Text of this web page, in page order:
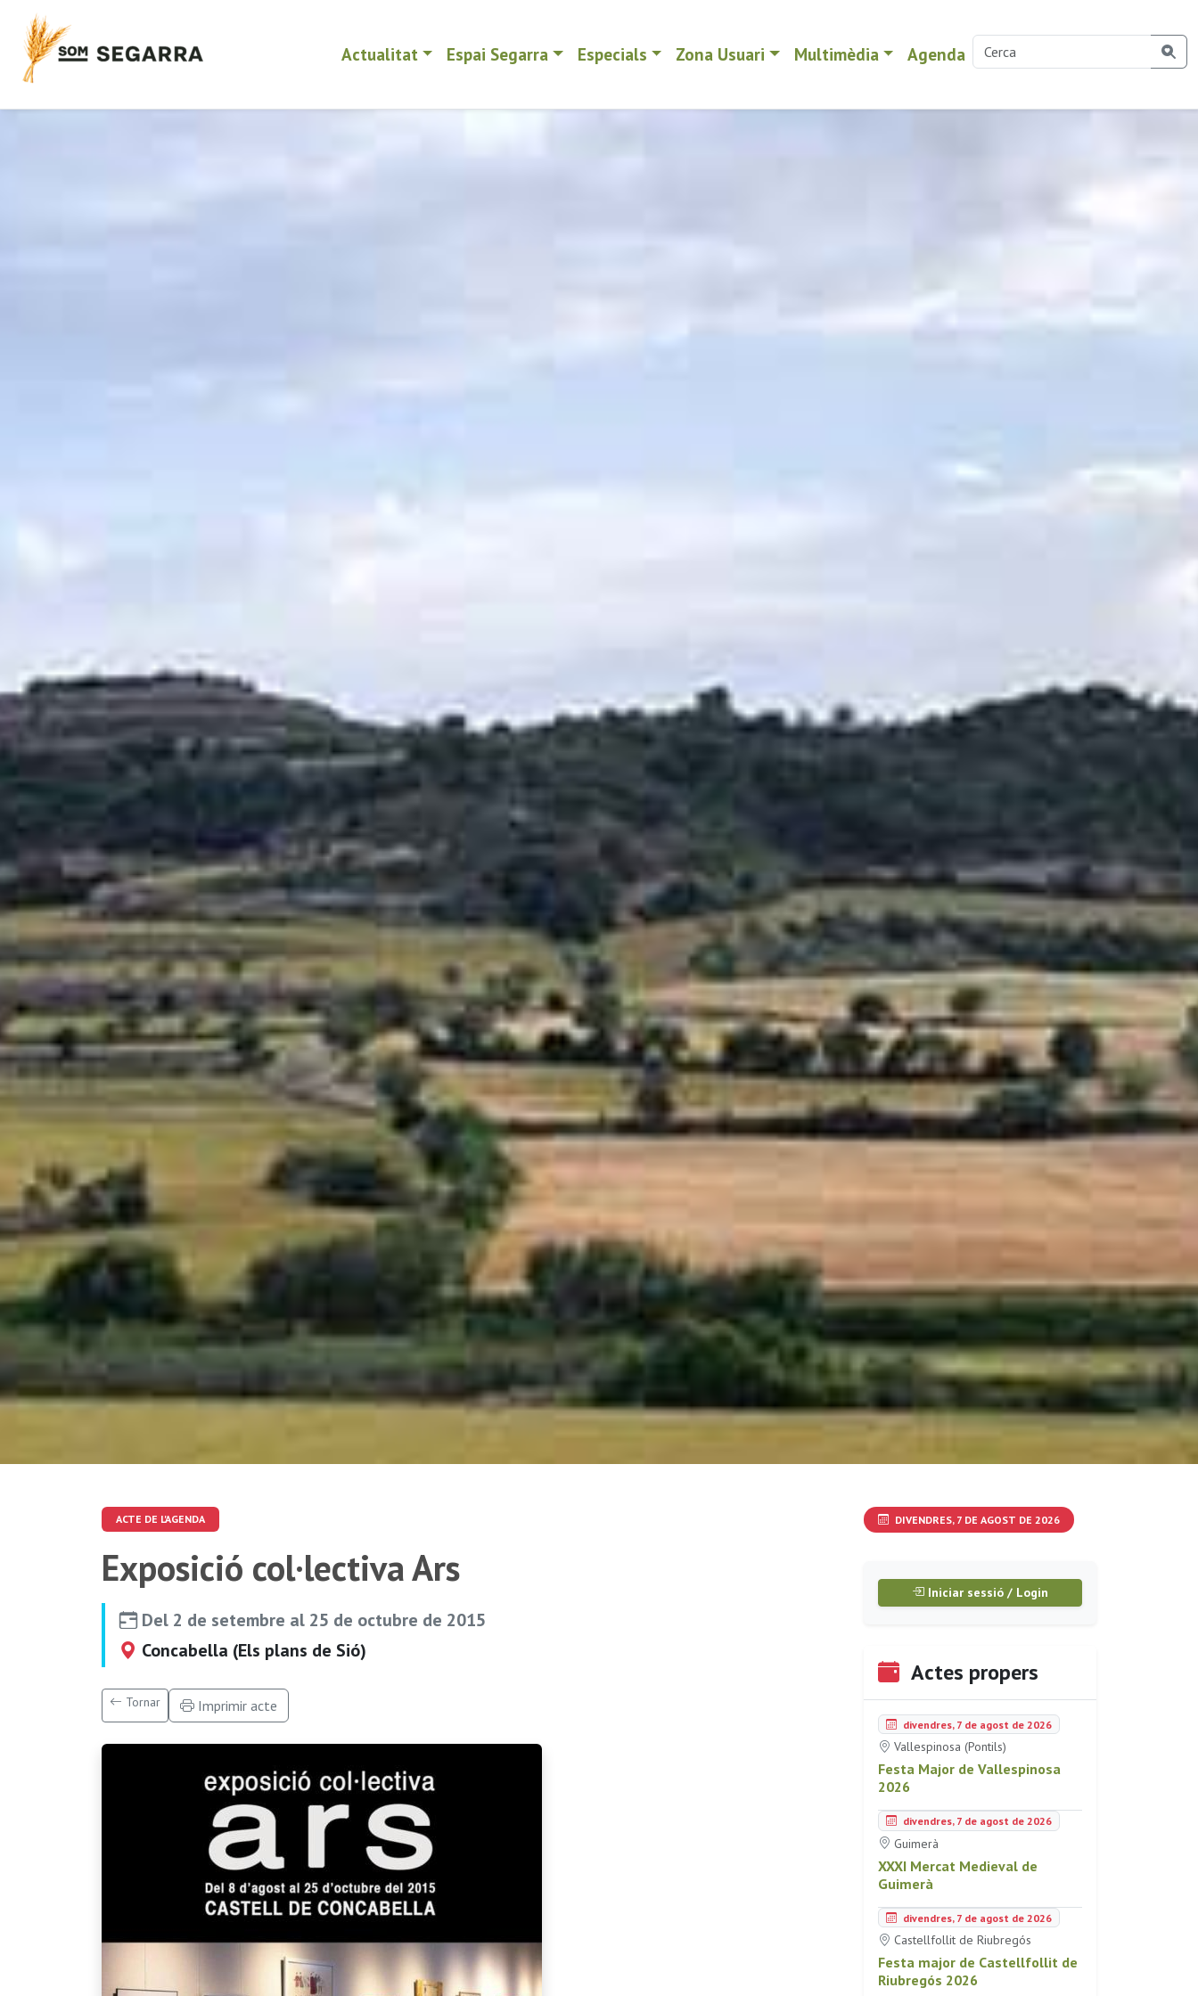
Actualitat Espai Segarra Especials Zona Usuari Multimèdia Agenda
ACTE DE L'AGENDA
Exposició col·lectiva Ars
Del 2 de setembre al 25 de octubre de 2015
Concabella (Els plans de Sió)
Tornar Imprimir acte
DIVENDRES, 7 DE AGOST DE 2026
Iniciar sessió / Login
Actes propers
divendres, 7 de agost de 2026
Vallespinosa (Pontils)
Festa Major de Vallespinosa
2026
divendres, 7 de agost de 2026
Guimerà
XXXI Mercat Medieval de
Guimerà
divendres, 7 de agost de 2026
Castellfollit de Riubregós
Festa major de Castellfollit de
Riubregós 2026